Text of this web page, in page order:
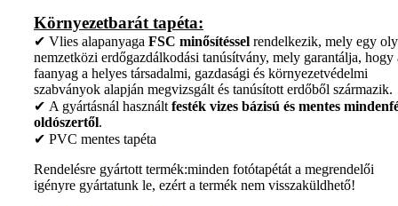
Környezetbarát tapéta:
✔ Vlies alapanyaga FSC minősítéssel rendelkezik, mely egy
nemzetközi erdőgazdálkodási tanúsítvány, mely garantálja, hogy
faanyag a helyes társadalmi, gazdasági és környezetvédelmi
szabványok alapján megvizsgált és tanúsított erdőből származik.
✔ A gyártásnál használt festék vizes bázisú és mentes
oldószertől.
✔ PVC mentes tapéta
Rendelésre gyártott termék:minden fotótapétát a megrendelői
igényre gyártatunk le, ezért a termék nem visszaküldhető!